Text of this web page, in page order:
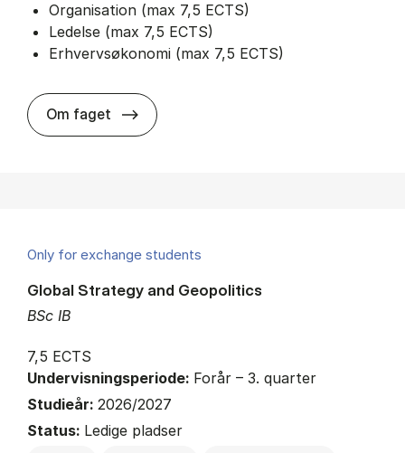
Organisation (max 7,5 ECTS)
Ledelse (max 7,5 ECTS)
Erhvervsøkonomi (max 7,5 ECTS)
Om faget about
Only for exchange students
BSc IB
Global Strategy and Geopolitics
7,5 ECTS
Undervisningsperiode: Forår – 3. quarter
Studieår: 2026/2027
Status: Ledige pladser